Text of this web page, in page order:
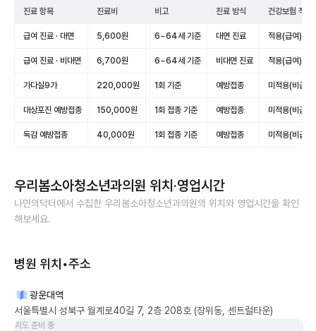
진료 항목 진료비 비고 진료 방식 건강보험 적용
급여 진료 · 대면 5,600원 6~64세 기준 대면 진료 적용(급여)
급여 진료 · 비대면 6,700원 6~64세 기준 비대면 진료 적용(급여)
가다실9가 220,000원 1회 기준 예방접종 미적용(비급여)
대상포진 예방접종 150,000원 1회 접종 기준 예방접종 미적용(비급여)
독감 예방접종 40,000원 1회 접종 기준 예방접종 미적용(비급여)
우리봄소아청소년과의원 위치·영업시간
나만의닥터에서 수집한 우리봄소아청소년과의원의 위치와 영업시간을 확인
해보세요.
병원 위치•주소
광운대역
서울특별시 성북구 월계로40길 7, 2층 208호 (장위동, 센트럴타운)
지도 준비 중